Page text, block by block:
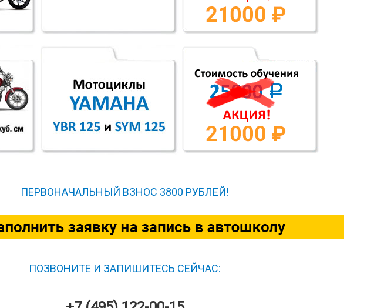
ПЕРВОНАЧАЛЬНЫЙ ВЗНОС 3800 РУБЛЕЙ!
ПОЗВОНИТЕ И ЗАПИШИТЕСЬ СЕЙЧАС: